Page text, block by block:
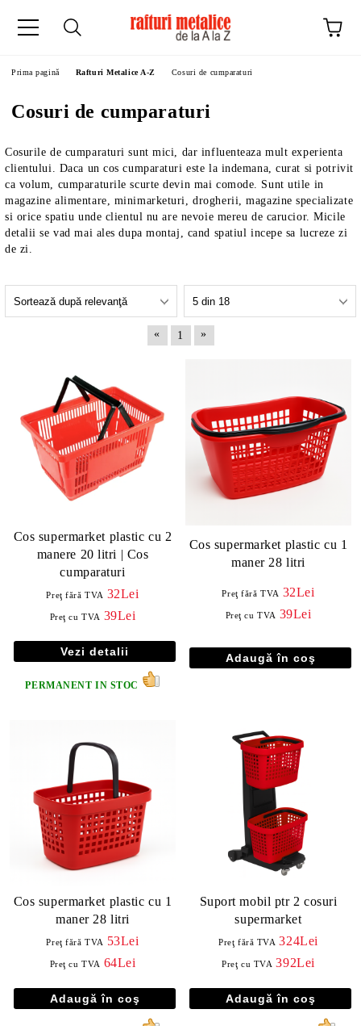
Prima pagină Rafturi Metalice A-Z Cosuri de cumparaturi
Cosuri de cumparaturi
Cosurile de cumparaturi sunt mici, dar influenteaza mult experienta
clientului. Daca un cos cumparaturi este la indemana, curat si potrivit
ca volum, cumparaturile scurte devin mai comode. Sunt utile in
magazine alimentare, minimarketuri, drogherii, magazine specializate
si orice spatiu unde clientul nu are nevoie mereu de carucior. Micile
detalii se vad mai ales dupa montaj, cand spatiul incepe sa lucreze zi
de zi.
« 1 »
Cos supermarket plastic cu 2
manere 20 litri | Cos
cumparaturi
Preţ fără TVA 32Lei
Preţ cu TVA 39Lei
Vezi detalii
PERMANENT IN STOC
Cos supermarket plastic cu 1
maner 28 litri
Preţ fără TVA 32Lei
Preţ cu TVA 39Lei
Cos supermarket plastic cu 1
maner 28 litri
Preţ fără TVA 53Lei
Preţ cu TVA 64Lei
Suport mobil ptr 2 cosuri
supermarket
Preţ fără TVA 324Lei
Preţ cu TVA 392Lei